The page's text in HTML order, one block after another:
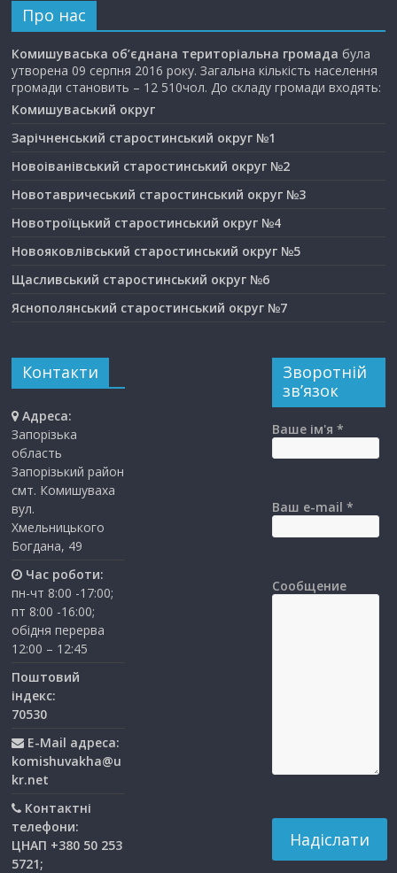
Про нас
Комишуваська об’єднана територіальна громада була
утворена 09 серпня 2016 року. Загальна кількість населення
громади становить – 12 510чол. До складу громади входять:
Комишуваський округ
Зарічненський старостинський округ №1
Новоіванівський старостинський округ №2
Новотавричеський старостинський округ №3
Новотроїцький старостинський округ №4
Новояковлівський старостинський округ №5
Щасливський старостинський округ №6
Яснополянський старостинський округ №7
Контакти
Адреса:
Запорізька
область
Запорізький район
смт. Комишуваха
вул.
Хмельницького
Богдана, 49
Час роботи:
пн-чт 8:00 -17:00;
пт 8:00 -16:00;
обідня перерва
12:00 – 12:45
Поштовий
індекс:
70530
E-Mail адреса:
komishuvakha@u
kr.net
Контактні
телефони:
ЦНАП +380 50 253
5721;
Зворотній
зв’язок
Ваше ім'я *
Ваш e-mail *
Сообщение